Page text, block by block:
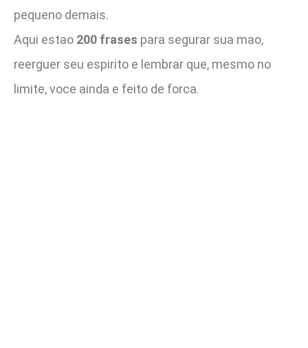
pequeno demais.
Aqui estao 200 frases para segurar sua mao,
reerguer seu espirito e lembrar que, mesmo no
limite, voce ainda e feito de forca.